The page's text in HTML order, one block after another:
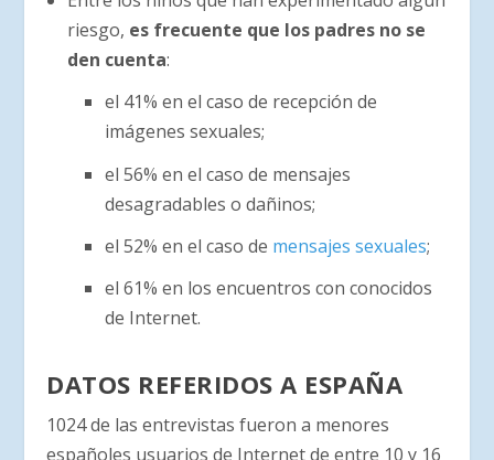
riesgo, es frecuente que los padres no se
den cuenta:
el 41% en el caso de recepción de
imágenes sexuales;
el 56% en el caso de mensajes
desagradables o dañinos;
el 52% en el caso de mensajes sexuales;
el 61% en los encuentros con conocidos
de Internet.
DATOS REFERIDOS A ESPAÑA
1024 de las entrevistas fueron a menores
españoles usuarios de Internet de entre 10 y 16